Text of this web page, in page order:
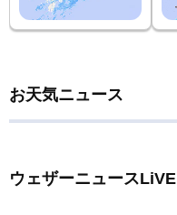
お天気ニュース
ウェザーニュースLiVE